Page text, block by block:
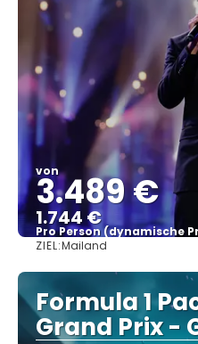
von
3.489 €
1.744 €
Pro Person (dynamische
ZIEL:Mailand
Formula 1
Grand Prix -